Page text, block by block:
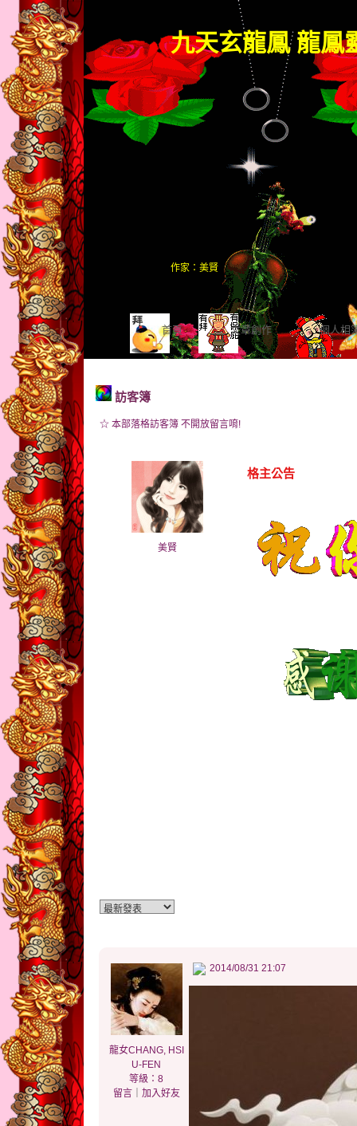
九天玄龍鳳 龍鳳
首頁 文章創作 個人相
作家：美賢
訪客簿
☆ 本部落格訪客簿 不開放留言唷!
美賢
格主公告
龍女CHANG, HSI
U-FEN
等級：8
留言｜ 加入好友
2014/08/31 21:07